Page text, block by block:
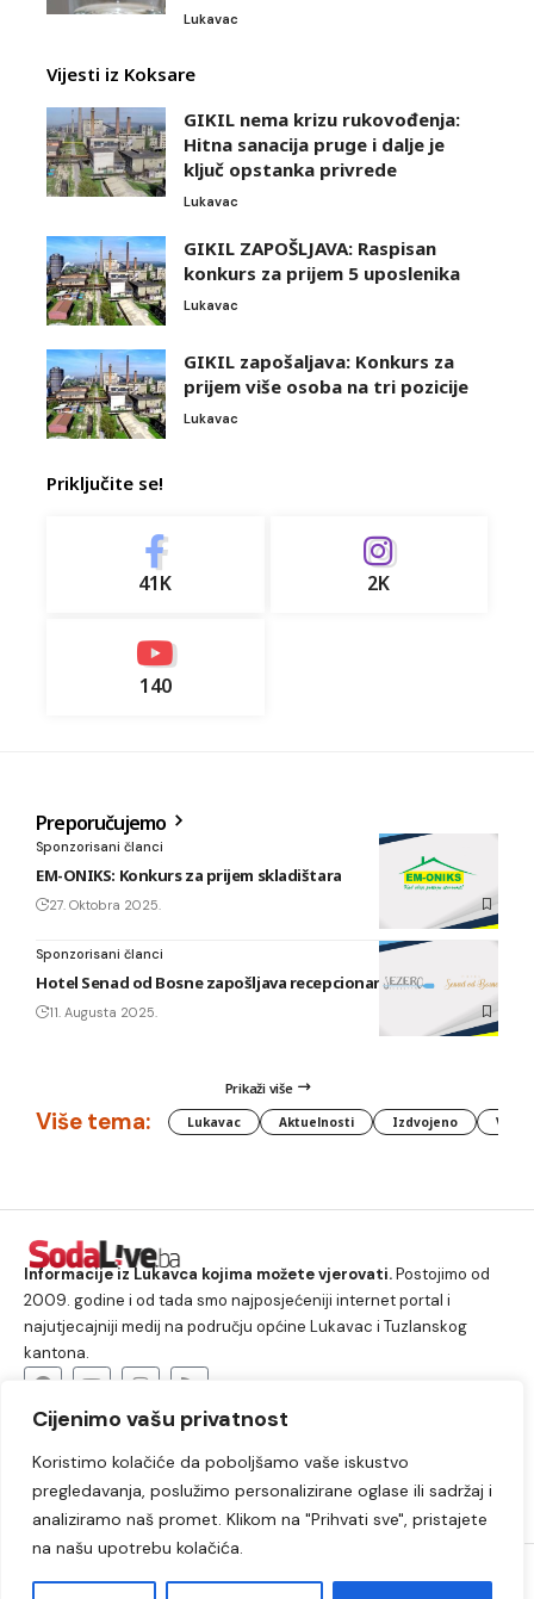
Cijenimo vašu privatnost
Koristimo kolačiće da poboljšamo vaše iskustvo
pregledavanja, poslužimo personalizirane oglase ili sadržaj i
analiziramo naš promet. Klikom na "Prihvati sve", pristajete
na našu upotrebu kolačića.
Lukavac
Vijesti iz Koksare
GIKIL nema krizu rukovođenja:
Hitna sanacija pruge i dalje je
ključ opstanka privrede
Lukavac
GIKIL ZAPOŠLJAVA: Raspisan
konkurs za prijem 5 uposlenika
Lukavac
GIKIL zapošaljava: Konkurs za
prijem više osoba na tri pozicije
Lukavac
Priključite se!
41K 2K
140
Preporučujemo
Sponzorisani članci
EM-ONIKS: Konkurs za prijem skladištara
27. Oktobra 2025.
Sponzorisani članci
Hotel Senad od Bosne zapošljava recepcionara/ku
11. Augusta 2025.
Prikaži više
Više tema: Lukavac Aktuelnosti Izdvojeno
Informacije iz Lukavca kojima možete vjerovati.Postojimo od
2009. godine i od tada smo najposjećeniji internet portal i
najutjecajniji medij na području općine Lukavac i Tuzlanskog
kantona.
Lukavac Društvo Crna hronika
Sport
Kultura
Kolumne Slobodno vrijeme